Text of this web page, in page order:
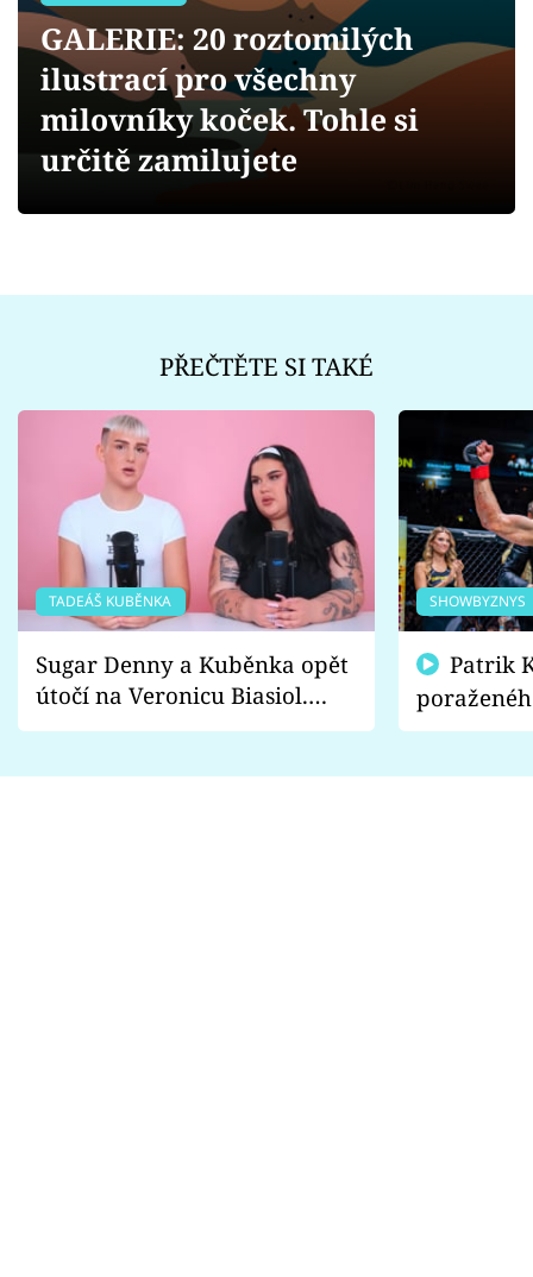
Videa
Sledujte prima+
GALERIE: 20 roztomilých
ilustrací pro všechny
milovníky koček. Tohle si
určitě zamilujete
PŘEČTĚTE SI TAKÉ
TADEÁŠ KUBĚNKA
Sugar Denny a Kuběnka opět
útočí na Veronicu Biasiol.
Proč je podle nich falešná a
SHOWBYZNYS
fanoušci